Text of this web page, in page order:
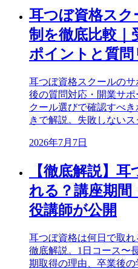
耳つぼ資格ス
制を徹底比較｜
ポイントと質問
耳つぼ資格スクールの
後の質問対応・開業サ
クール選びで確認すべ
きで解説。失敗しないス
2026年7月7日
【徹底解説】
れる？講座期間
役講師が公開
耳つぼ資格は何日で取
徹底解説。1日コース〜
期取得の理由、卒業後